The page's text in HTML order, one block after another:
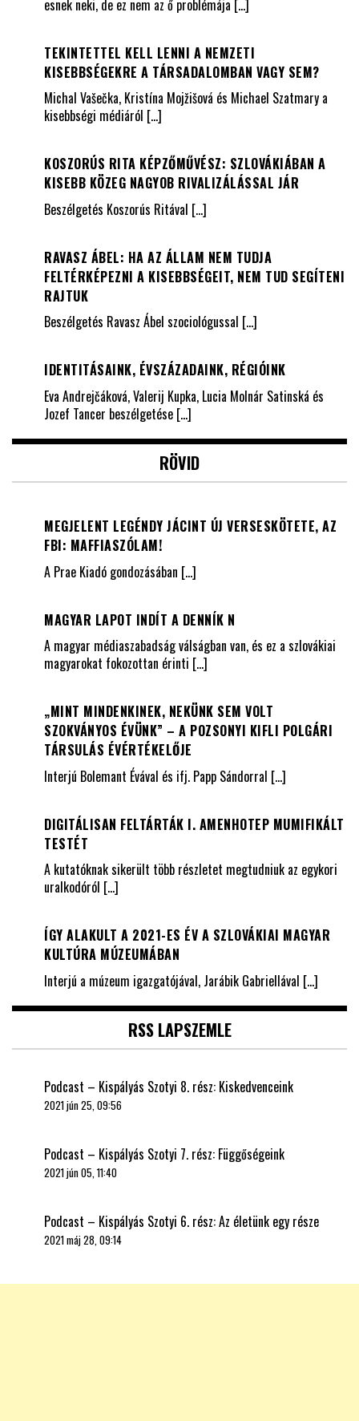
esnek neki, de ez nem az ő problémája […]
TEKINTETTEL KELL LENNI A NEMZETI
KISEBBSÉGEKRE A TÁRSADALOMBAN VAGY SEM?
Michal Vašečka, Kristína Mojžišová és Michael Szatmary a
kisebbségi médiáról […]
KOSZORÚS RITA KÉPZŐMŰVÉSZ: SZLOVÁKIÁBAN A
KISEBB KÖZEG NAGYOB RIVALIZÁLÁSSAL JÁR
Beszélgetés Koszorús Ritával […]
RAVASZ ÁBEL: HA AZ ÁLLAM NEM TUDJA
FELTÉRKÉPEZNI A KISEBBSÉGEIT, NEM TUD SEGÍTENI
RAJTUK
Beszélgetés Ravasz Ábel szociológussal […]
IDENTITÁSAINK, ÉVSZÁZADAINK, RÉGIÓINK
Eva Andrejčáková, Valerij Kupka, Lucia Molnár Satinská és
Jozef Tancer beszélgetése […]
RÖVID
MEGJELENT LEGÉNDY JÁCINT ÚJ VERSESKÖTETE, AZ
FBI: MAFFIASZÓLAM!
A Prae Kiadó gondozásában […]
MAGYAR LAPOT INDÍT A DENNÍK N
A magyar médiaszabadság válságban van, és ez a szlovákiai
magyarokat fokozottan érinti […]
„MINT MINDENKINEK, NEKÜNK SEM VOLT
SZOKVÁNYOS ÉVÜNK” – A POZSONYI KIFLI POLGÁRI
TÁRSULÁS ÉVÉRTÉKELŐJE
Interjú Bolemant Évával és ifj. Papp Sándorral […]
DIGITÁLISAN FELTÁRTÁK I. AMENHOTEP MUMIFIKÁLT
TESTÉT
A kutatóknak sikerült több részletet megtudniuk az egykori
uralkodóról […]
ÍGY ALAKULT A 2021-ES ÉV A SZLOVÁKIAI MAGYAR
KULTÚRA MÚZEUMÁBAN
Interjú a múzeum igazgatójával, Jarábik Gabriellával […]
RSS LAPSZEMLE
Podcast – Kispályás Szotyi 8. rész: Kiskedvenceink
2021 jún 25, 09:56
Podcast – Kispályás Szotyi 7. rész: Függőségeink
2021 jún 05, 11:40
Podcast – Kispályás Szotyi 6. rész: Az életünk egy része
2021 máj 28, 09:14